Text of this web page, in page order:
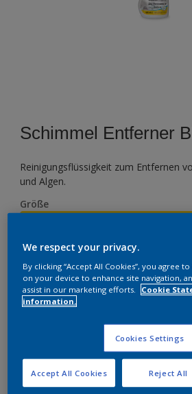
Schimmel Entferner
Reinigungsflüssigkeit zum Entfernen
und Algen.
Größe
Menge
ZUR EINKAUFSLISTE
We respect your privacy.
By clicking “Accept All Cookies”, you agree
on your device to enhance site navigation,
assist in our marketing efforts.
Cookie
information.
Cookies Settings
Reject All
Accept All Cookies